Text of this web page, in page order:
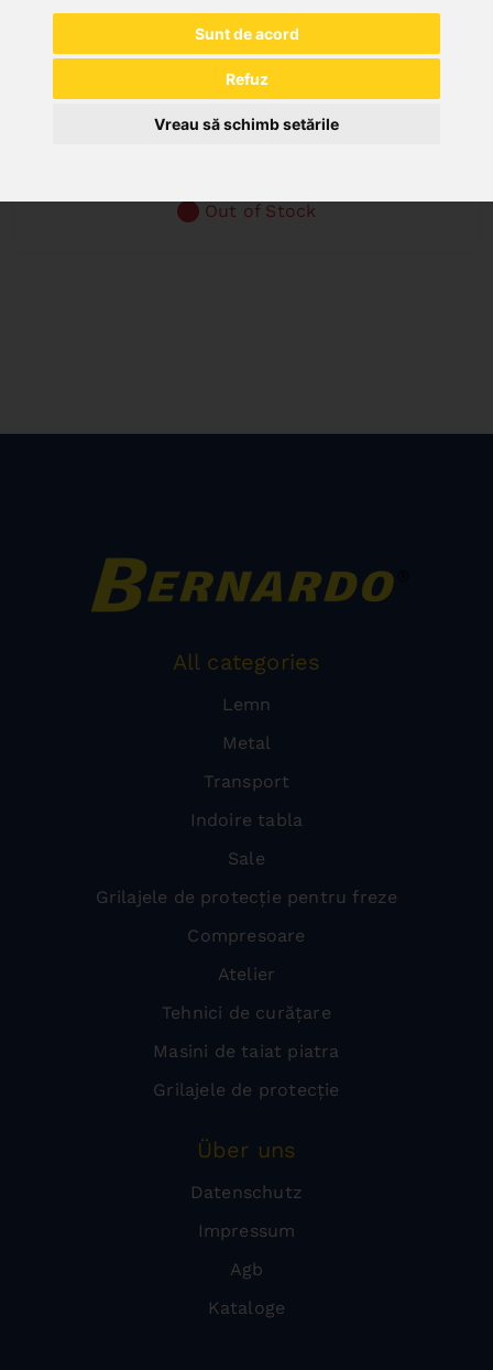
Sunt de acord
Refuz
Vreau să schimb setările
Out of Stock
All categories
Lemn
Metal
Transport
Indoire tabla
Sale
Grilajele de protecție pentru freze
Compresoare
Atelier
Tehnici de curățare
Masini de taiat piatra
Grilajele de protecție
Über uns
Datenschutz
Impressum
Agb
Kataloge